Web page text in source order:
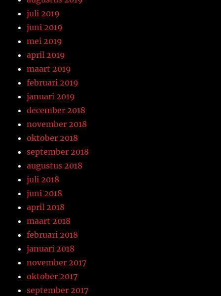
juli 2019
juni 2019
mei 2019
april 2019
maart 2019
februari 2019
januari 2019
december 2018
november 2018
oktober 2018
september 2018
augustus 2018
juli 2018
juni 2018
april 2018
maart 2018
februari 2018
januari 2018
november 2017
oktober 2017
september 2017